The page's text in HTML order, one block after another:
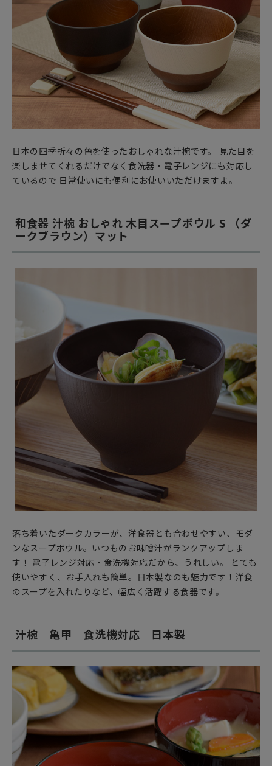
日本の四季折々の色を使ったおしゃれな汁椀です。 見た目を
楽しませてくれるだけでなく食洗器・電子レンジにも対応し
ているので 日常使いにも便利にお使いいただけますよ。
和食器 汁椀 おしゃれ 木目スープボウル S （ダ
ークブラウン）マット
落ち着いたダークカラーが、洋食器とも合わせやすい、モダ
ンなスープボウル。いつものお味噌汁がランクアップしま
す！ 電子レンジ対応・食洗機対応だから、うれしい。 とても
使いやすく、お手入れも簡単。日本製なのも魅力です！洋食
のスープを入れたりなど、幅広く活躍する食器です。
汁椀 亀甲 食洗機対応 日本製